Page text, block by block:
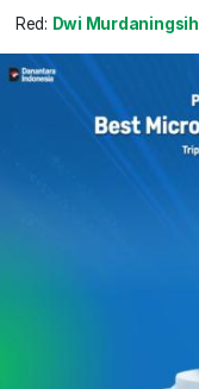
Red: Dwi Murdaningsih